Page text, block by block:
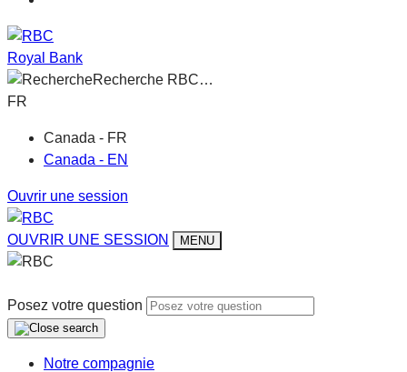
Royal Bank
Recherche RBC…
FR
Canada - FR
Canada - EN
Ouvrir une session
OUVRIR UNE SESSION MENU
Posez votre question
Notre compagnie